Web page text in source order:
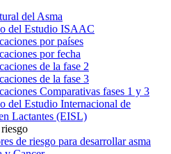
del Asma
del Estudio ISAAC
por países
por fecha
de la fase 2
de la fase 3
Comparativas fases 1 y 3
del Estudio Internacional de
Lactantes (EISL)
de riesgo para desarrollar asma